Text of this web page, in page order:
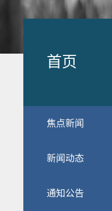
首页
焦点新闻
新闻动态
通知公告